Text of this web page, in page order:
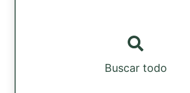
Buscar todo